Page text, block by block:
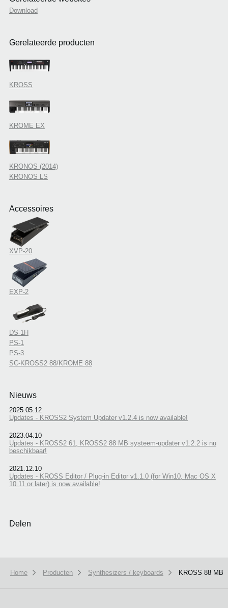
Download
Gerelateerde producten
KROSS
KROME EX
KRONOS (2014)
KRONOS LS
Accessoires
XVP-20
EXP-2
DS-1H
PS-1
PS-3
SC-KROSS2 88/KROME 88
Nieuws
2025.05.12
Updates - KROSS2 System Updater v1.2.4 is now available!
2023.04.10
Updates - KROSS2 61, KROSS2 88 MB systeem-updater v1.2.2 is nu
beschikbaar!
2021.12.10
Updates - KROSS Editor / Plug-in Editor v1.1.0 (for Win10, Mac OS X
10.11 or later) is now available!
Delen
Home Producten Synthesizers / keyboards KROSS 88 MB